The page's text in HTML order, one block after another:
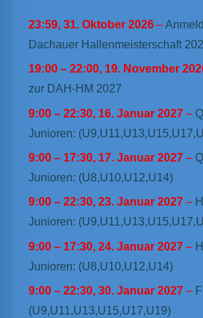
23:59, 31. Oktober 2026 –
Dachauer Hallenmeisterschaft
19:00 – 22:00, 19. November
zur DAH-HM 2027
9:00 – 22:30, 16. Januar 2027 –
Junioren:
9:00 – 17:30, 17. Januar 2027 –
Junioren: (U8,U10,U12,U14)
9:00 – 22:30, 23. Januar 2027 –
Junioren:
9:00 – 17:30, 24. Januar 2027 –
Junioren: (U8,U10,U12,U14)
9:00 – 22:30, 30. Januar 2027 –
(U9,U11,U13,U15,U17,U19)